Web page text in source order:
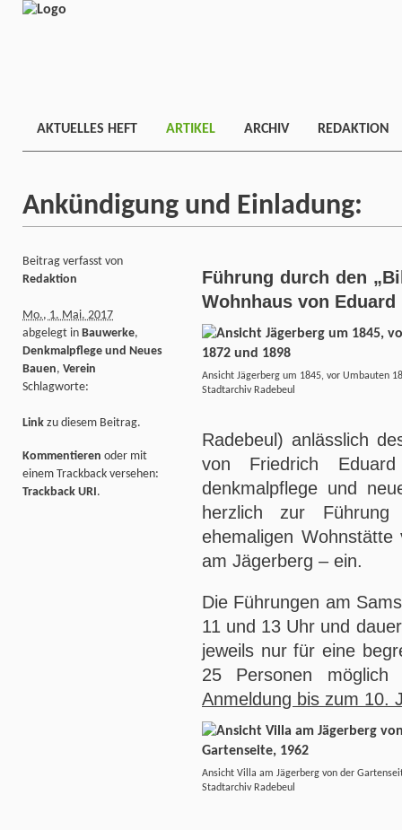
AKTUELLES HEFT ARTIKEL ARCHIV REDAKTION
Ankündigung und Einladung:
Führung durch den
Wohnhaus von Eduard
Ansicht Jägerberg um 1845, vor Umbauten
Stadtarchiv Radebeul
Radebeul) anlässlich
von Friedrich
denkmalpflege und
herzlich zur
ehemaligen
am Jägerberg – ein.
Die Führungen am
11 und 13 Uhr und
jeweils nur für eine
25 Personen
Anmeldung bis zum 10.
Ansicht Villa am Jägerberg von der
Stadtarchiv Radebeul
Beitrag verfasst von
Redaktion
Mo., 1. Mai. 2017
abgelegt in Bauwerke,
Denkmalpflege und Neues
Bauen, Verein
Schlagworte:
Link zu diesem Beitrag.
Kommentieren oder mit
einem Trackback versehen:
Trackback URI.